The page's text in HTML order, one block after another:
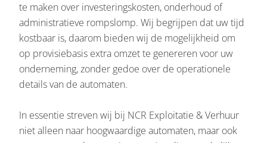
te maken over investeringskosten, onderhoud of
administratieve rompslomp. Wij begrijpen dat uw tijd
kostbaar is, daarom bieden wij de mogelijkheid om
op provisiebasis extra omzet te genereren voor uw
onderneming, zonder gedoe over de operationele
details van de automaten.
In essentie streven wij bij NCR Exploitatie & Verhuur
niet alleen naar hoogwaardige automaten, maar ook